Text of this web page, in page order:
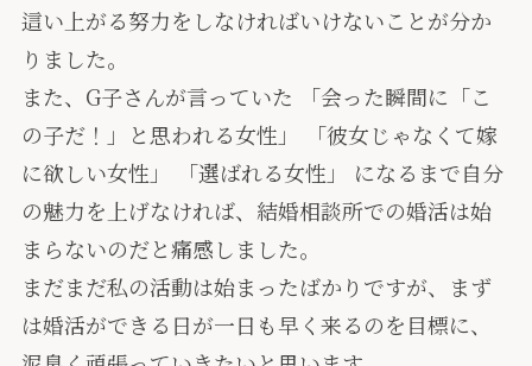
這い上がる努力をしなければいけないことが分か
りました。
また、G子さんが言っていた 「会った瞬間に「こ
の子だ！」と思われる女性」 「彼女じゃなくて嫁
に欲しい女性」 「選ばれる女性」 になるまで自分
の魅力を上げなければ、結婚相談所での婚活は始
まらないのだと痛感しました。
まだまだ私の活動は始まったばかりですが、まず
は婚活ができる日が一日も早く来るのを目標に、